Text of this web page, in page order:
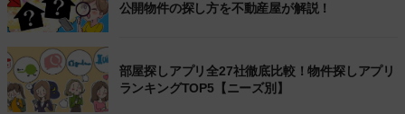
公開物件の探し方を不動産屋が解説！
部屋探しアプリ全27社徹底比較！物件探しアプリ
ランキングTOP5【ニーズ別】